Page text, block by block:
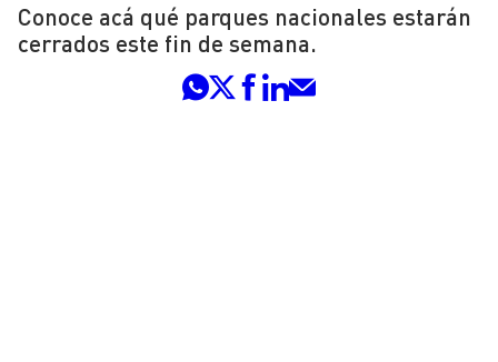
Conoce acá qué parques nacionales estarán
cerrados este fin de semana.